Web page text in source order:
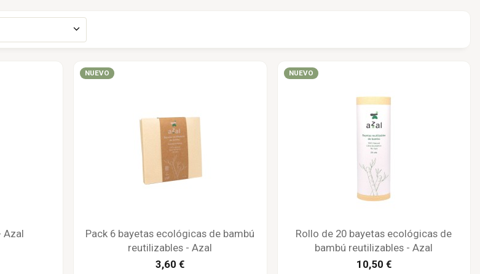
Azal
Pack 6 bayetas ecológicas de bambú
reutilizables - Azal
3,60 €
NUEVO
Rollo de 20 bayetas ecológicas de
bambú reutilizables - Azal
10,50 €
NUEVO